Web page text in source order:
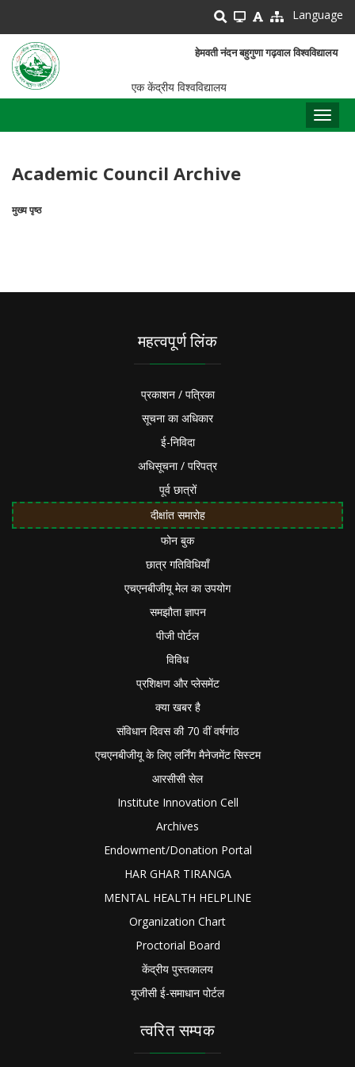
main
content
Language
हेमवती नंदन बहुगुणा गढ़वाल विश्वविद्यालय
एक केंद्रीय विश्वविद्यालय
Academic Council Archive
मुख्य पृष्ठ
महत्वपूर्ण लिंक
प्रकाशन / पत्रिका
सूचना का अधिकार
ई-निविदा
अधिसूचना / परिपत्र
पूर्व छात्रों
दीक्षांत समारोह
फोन बुक
छात्र गतिविधियाँ
एचएनबीजीयू मेल का उपयोग
समझौता ज्ञापन
पीजी पोर्टल
विविध
प्रशिक्षण और प्लेसमेंट
क्या खबर है
संविधान दिवस की 70 वीं वर्षगांठ
एचएनबीजीयू के लिए लर्निंग मैनेजमेंट सिस्टम
आरसीसी सेल
Institute Innovation Cell
Archives
Endowment/Donation Portal
HAR GHAR TIRANGA
MENTAL HEALTH HELPLINE
Organization Chart
Proctorial Board
केंद्रीय पुस्तकालय
यूजीसी ई-समाधान पोर्टल
त्वरित सम्पक